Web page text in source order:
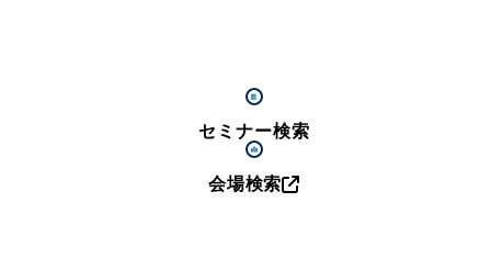
セミナー検索
会場検索